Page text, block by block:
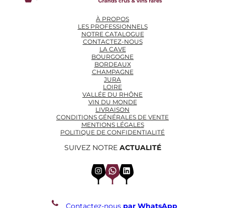
À PROPOS
LES PROFESSIONNELS
NOTRE CATALOGUE
CONTACTEZ-NOUS
LA CAVE
BOURGOGNE
BORDEAUX
CHAMPAGNE
JURA
LOIRE
VALLÉE DU RHÔNE
VIN DU MONDE
LIVRAISON
CONDITIONS GÉNÉRALES DE VENTE
MENTIONS LÉGALES
POLITIQUE DE CONFIDENTIALITÉ
SUIVEZ NOTRE ACTUALITÉ
InstagramWhatsApp LinkedIn
Contactez-nous par WhatsApp